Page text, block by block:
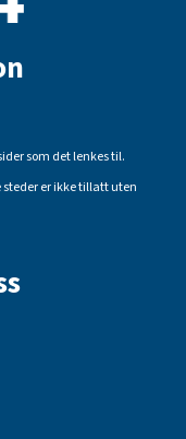
som det lenkes til.
er ikke tillatt uten